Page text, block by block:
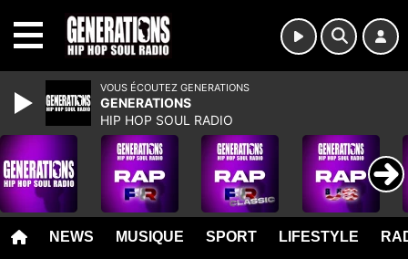
NEWS MUSIQUE SPORT LIFESTYLE
VOUS ÉCOUTEZ GENERATIONS
GENERATIONS
HIP HOP SOUL RADIO